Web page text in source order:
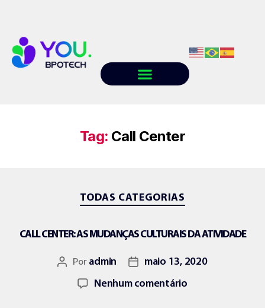
Tag: Call Center
TODAS CATEGORIAS
CALL CENTER: AS MUDANÇAS CULTURAIS DA ATIVIDADE
Por admin
maio 13, 2020
Nenhum comentário